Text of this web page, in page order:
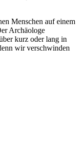
Menschen auf einem
Archäologe
kurz oder lang in
wir verschwinden